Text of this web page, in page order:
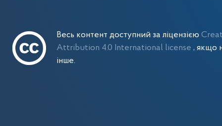
Весь контент доступний за ліцензією
Attribution 4.0 International license, якщо
інше.